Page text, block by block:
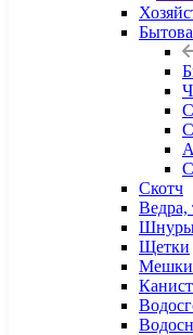
Скотч
Ведра,
Щетки
Мешки